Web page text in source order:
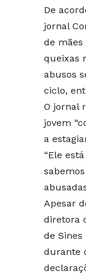
De
jornal
de
queixas
abusos
ciclo,
O jornal
jovem
a
“Ele
Apesar
diretora
de Sines
durante